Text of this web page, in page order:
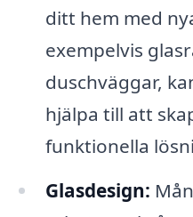
ditt hem med
exempelvis
duschväggar,
hjälpa till att
funktionella
Glasdesign: